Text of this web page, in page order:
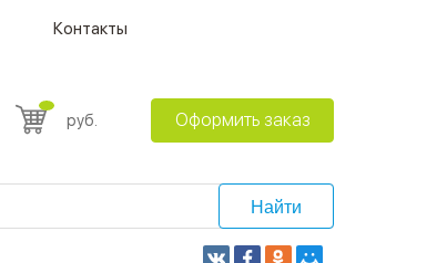
Контакты
руб. Оформить заказ
Найти